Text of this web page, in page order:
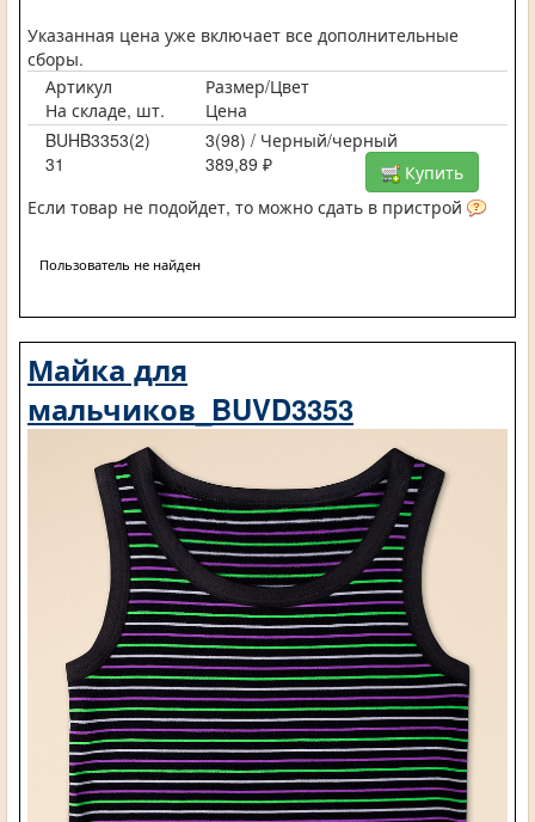
Указанная цена уже включает все дополнительные
сборы.
Артикул
Размер/Цвет
На складе, шт.
Цена
BUHB3353(2)
3(98) / Черный/черный
31
389,89 ₽
Купить
Если товар не подойдет, то можно сдать в пристрой
Пользователь не найден
Майка для
мальчиков_BUVD3353